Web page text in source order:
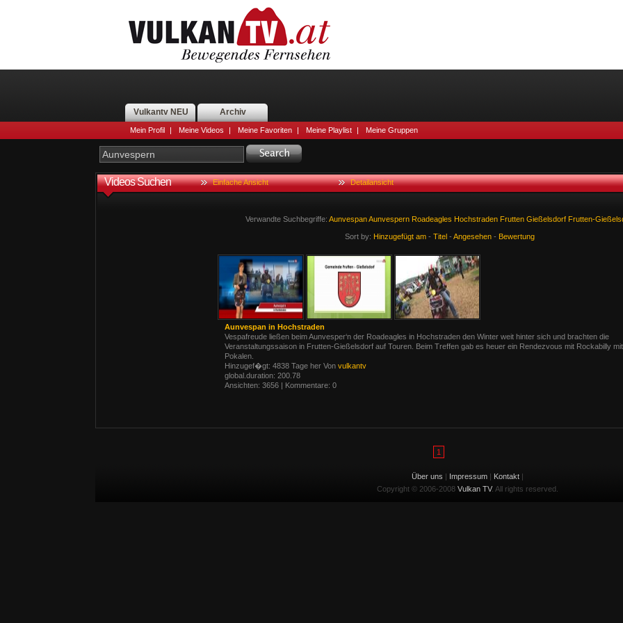
Vulkantv NEU Archiv
Mein Profil | Meine Videos | Meine Favoriten | Meine Playlist | Meine Gruppen
Videos Suchen Einfache Ansicht Detailansicht
Verwandte Suchbegriffe: Aunvespan Aunvespern Roadeagles Hochstraden Frutten Gießelsdorf Frutten-
Sort by: Hinzugefügt am - Titel - Angesehen - Bewertung
Aunvespan in Hochstraden
Vespafreude ließen beim Aunvesper‘n der Roadeagles in Hochstraden den Winter weit hinter sich und brachten die
Veranstaltungssaison in Frutten-Gießelsdorf auf Touren. Beim Treffen gab es heuer ein Rendezvous mit Rockabilly
Pokalen.
Hinzugef�gt: 4838 Tage her Von vulkantv
global.duration: 200.78
Ansichten: 3656 | Kommentare: 0
1
Über uns | Impressum| Kontakt|
Copyright © 2006-2008 Vulkan TV. All rights reserved.